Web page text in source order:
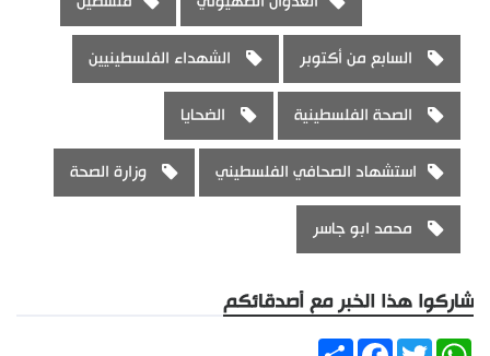
السابع من أكتوبر الشهداء الفلسطينيين
الصحة الفلسطينية الضحايا
استشهاد الصحافي الفلسطيني وزارة الصحة
محمد ابو جاسر
شاركوا هذا الخبر مع أصدقائكم
ShareFacebookTwitter
WhatsApp